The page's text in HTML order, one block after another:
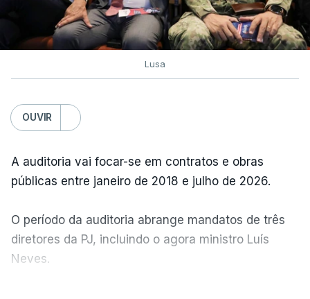
Lusa
OUVIR
A auditoria vai focar-se em contratos e obras
públicas entre janeiro de 2018 e julho de 2026.
O período da auditoria abrange mandatos de três
diretores da PJ, incluindo o agora ministro Luís
Neves.